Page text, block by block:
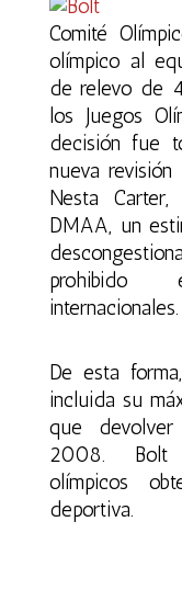
Comité
olímpico al
de relevo de
los Juegos
decisión fue
nueva
Nesta
DMAA, un
prohibido
internacionales.
De esta
incluida su
que
2008. Bolt
olímpicos
deportiva.